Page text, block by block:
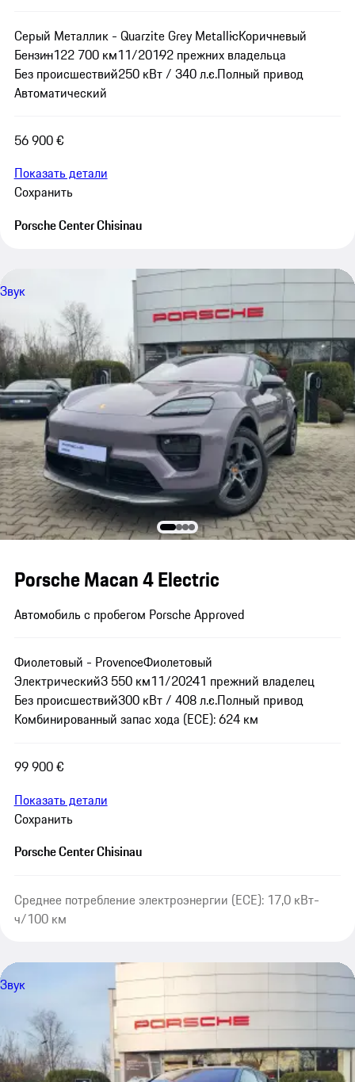
Серый Металлик - Quarzite Grey MetallicКоричневый
Бензин122 700 км11/20192 прежних владельца
Без происшествий250 кВт / 340 л.с.Полный привод
Автоматический
56 900 €
Показать детали
Сохранить
Porsche Center Chisinau
Звук
Porsche Macan 4 Electric
Автомобиль с пробегом Porsche Approved
Фиолетовый - ProvenceФиолетовый
Электрический3 550 км11/20241 прежний владелец
Без происшествий300 кВт / 408 л.с.Полный привод
Комбинированный запас хода (ECE): 624 км
99 900 €
Показать детали
Сохранить
Porsche Center Chisinau
Среднее потребление электроэнергии (ECE): 17,0 кВт-
ч/100 км
Звук